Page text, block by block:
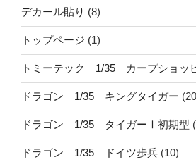
デカール貼り (8)
トップページ (1)
トミーテック 1/35 カープショッ
ドラゴン 1/35 キングタイガー
ドラゴン 1/35 タイガーⅠ初期型
ドラゴン 1/35 ドイツ歩兵 (10)